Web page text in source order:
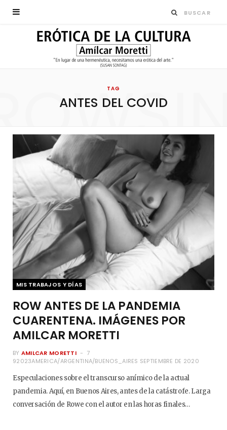
TAG
ANTES DEL COVID
MIS TRABAJOS Y DÍAS
ROW ANTES DE LA PANDEMIA
CUARENTENA. IMÁGENES POR
AMILCAR MORETTI
BY AMILCAR MORETTI
7
92023AMERICA/ARGENTINA/BUENOS_AIRES SEPTIEMBRE DE 2020
Especulaciones sobre el transcurso anímico de la actual
pandemia. Aquí, en Buenos Aires, antes de la catástrofe. Larga
conversación de Rowe con el autor en las horas finales…